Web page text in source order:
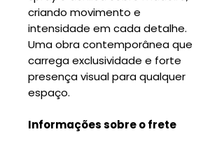
criando movimento e
intensidade em cada detalhe.
Uma obra contemporânea que
carrega exclusividade e forte
presença visual para qualquer
espaço.
Informações sobre o frete